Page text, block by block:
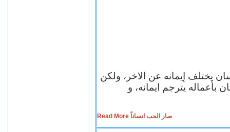
يختلف إيمانه عن الاخر، ولكن
بأعماله يترجم ايمانه، و
Read More صار الحب انساناً